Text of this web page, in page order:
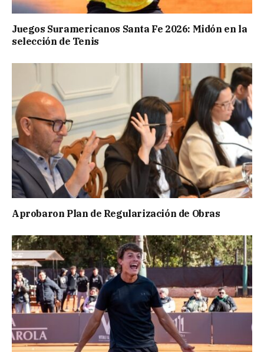
Juegos Suramericanos Santa Fe 2026: Midón en la
selección de Tenis
Aprobaron Plan de Regularización de Obras